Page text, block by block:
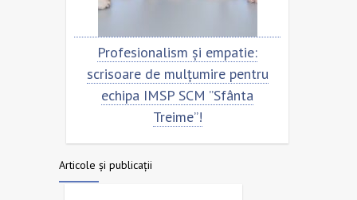
Profesionalism și empatie:
scrisoare de mulțumire pentru
echipa IMSP SCM ”Sfânta
Treime”!
Articole și publicații